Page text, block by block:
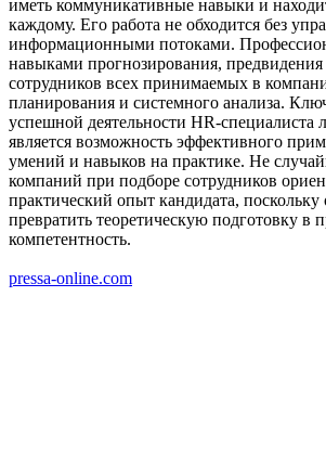
иметь коммуникативные навыки и
каждому. Его работа не обходится без
информационными потоками.
навыками прогнозирования, предвидения
сотрудников всех принимаемых в
планирования и системного анализа.
успешной деятельности HR-специалиста
является возможность эффективного
умений и навыков на практике. Не
компаний при подборе сотрудников
практический опыт кандидата, поскольку
превратить теоретическую подготовку в
компетентность.
pressa-online.com